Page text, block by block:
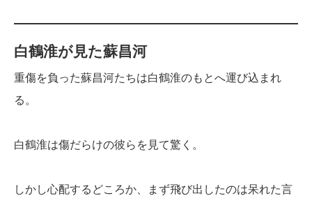
白鶴淮が見た蘇昌河
重傷を負った蘇昌河たちは白鶴淮のもとへ運び込まれ
る。
白鶴淮は傷だらけの彼らを見て驚く。
しかし心配するどころか、まず飛び出したのは呆れた言